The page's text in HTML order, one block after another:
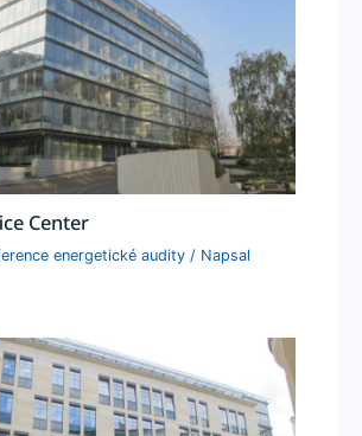
Center
energetické audity / Napsal